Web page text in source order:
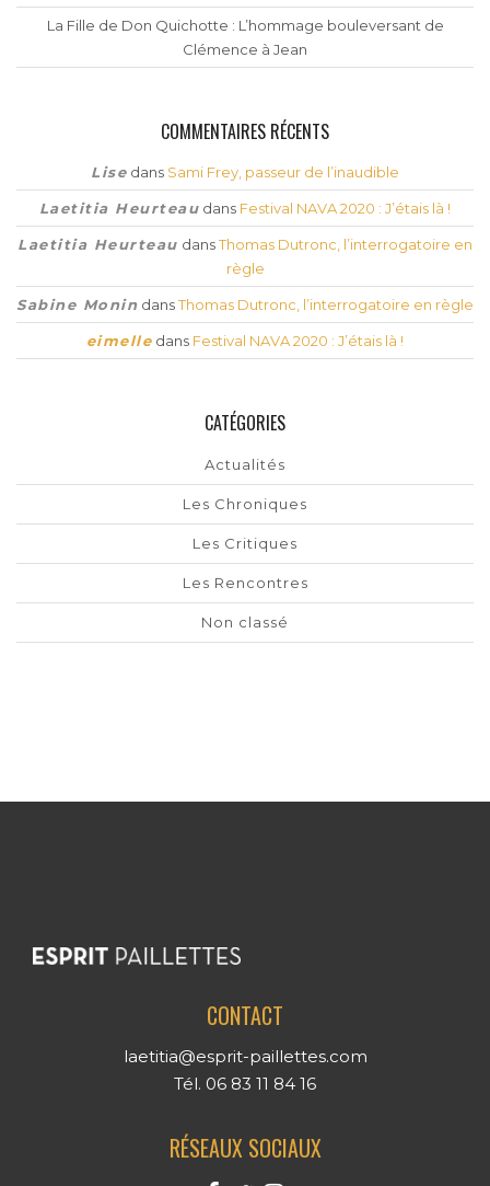
La Fille de Don Quichotte : L’hommage bouleversant de
Clémence à Jean
COMMENTAIRES RÉCENTS
Lise dans Sami Frey, passeur de l’inaudible
Laetitia Heurteau dans Festival NAVA 2020 : J’étais là !
Laetitia Heurteau dansThomas Dutronc, l’interrogatoire en
règle
Sabine Monin dansThomas Dutronc, l’interrogatoire en règle
eimelle dans Festival NAVA 2020 : J’étais là !
CATÉGORIES
Actualités
Les Chroniques
Les Critiques
Les Rencontres
Non classé
CONTACT
laetitia@esprit-paillettes.com
Tél. 06 83 11 84 16
RÉSEAUX SOCIAUX